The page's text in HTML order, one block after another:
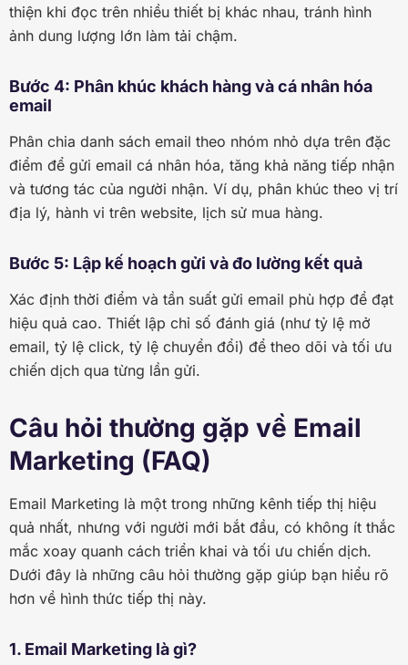
thiện khi đọc trên nhiều thiết bị khác nhau, tránh hình
ảnh dung lượng lớn làm tải chậm.
Bước 4: Phân khúc khách hàng và cá nhân hóa
email
Phân chia danh sách email theo nhóm nhỏ dựa trên đặc
điểm để gửi email cá nhân hóa, tăng khả năng tiếp nhận
và tương tác của người nhận. Ví dụ, phân khúc theo vị trí
địa lý, hành vi trên website, lịch sử mua hàng.
Bước 5: Lập kế hoạch gửi và đo lường kết quả
Xác định thời điểm và tần suất gửi email phù hợp để đạt
hiệu quả cao. Thiết lập chỉ số đánh giá (như tỷ lệ mở
email, tỷ lệ click, tỷ lệ chuyển đổi) để theo dõi và tối ưu
chiến dịch qua từng lần gửi.
Câu hỏi thường gặp về Email
Marketing (FAQ)
Email Marketing là một trong những kênh tiếp thị hiệu
quả nhất, nhưng với người mới bắt đầu, có không ít thắc
mắc xoay quanh cách triển khai và tối ưu chiến dịch.
Dưới đây là những câu hỏi thường gặp giúp bạn hiểu rõ
hơn về hình thức tiếp thị này.
1. Email Marketing là gì?